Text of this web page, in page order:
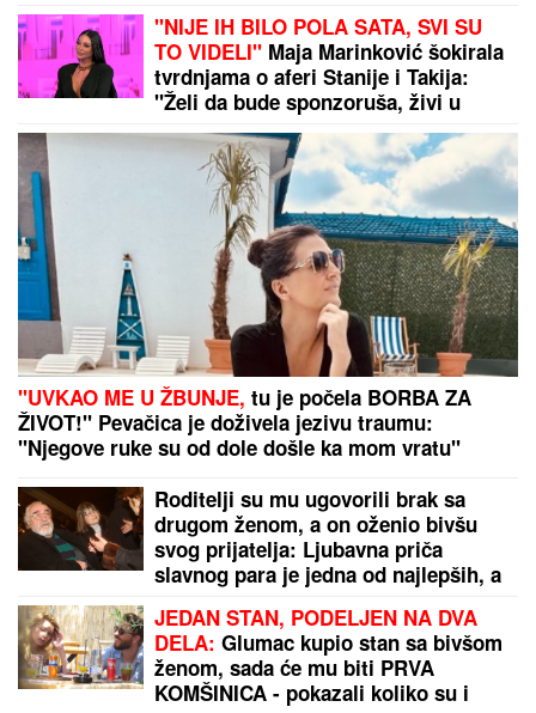
Glumicu (44) "RAZVLAČILI" na
mrežama zbog KILAŽE, ona skinula
više od 20 kilograma i ODREKLA SE
ONOGA ŠTO RETKO KO MOŽE:
"Mislili su da sam bolesna"
SKANDAL NA BALKANU!Otkriveno
čiji je dron koji je pao u Bugarskoj –
Ambasador HITNO POZVAN NA
RAPORT!
Paparaco: Tea Tairović sa suprugom na LUKS JAHTI
nakon saobraćajne nezgode, svi spazili ZAVOJ OKO
NJEGOVE NOGE (VIDEO)